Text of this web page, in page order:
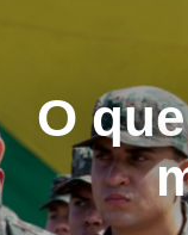
O